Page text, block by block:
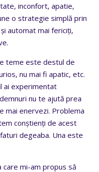
inconfort, apatie,
o strategie simplă prin
automat mai fericiți,
teme este destul de
nu mai fi apatic, etc.
ai experimentat
nu te ajută prea
mai enervezi. Problema
conștienți de acest
degeaba. Una este
mi-am propus să